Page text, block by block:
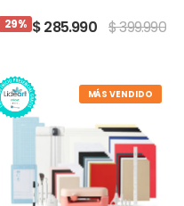
29% $ 285.990 $ 399.990
MÁS VENDIDO